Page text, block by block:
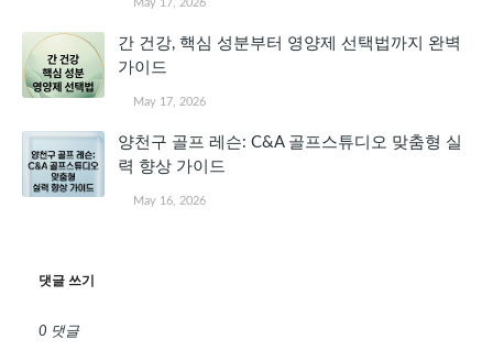
May 17, 2026
간 건강, 핵심 성분부터 영양제 선택법까지 완벽
가이드
May 17, 2026
양천구 골프 레슨: C&A 골프스튜디오 맞춤형 실
력 향상 가이드
May 16, 2026
댓글 쓰기
0 댓글